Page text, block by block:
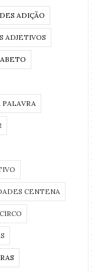
ADIÇÃO
ADJETIVOS
CENTENA